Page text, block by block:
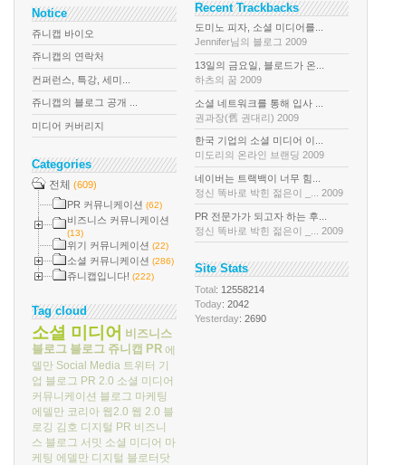
Notice
쥬니캡 바이오
쥬니캡의 연락처
컨퍼런스, 특강, 세미...
쥬니캡의 블로그 공개 ...
미디어 커버리지
Categories
전체 (609)
PR 커뮤니케이션 (62)
비즈니스 커뮤니케이션
(13)
위기 커뮤니케이션 (22)
소셜 커뮤니케이션 (286)
쥬니캡입니다! (222)
Tag cloud
소셜 미디어 비즈니스
블로그 블로그 쥬니캡 PR 에
델만 Social Media 트위터 기
업 블로그 PR 2.0 소셜 미디어
커뮤니케이션 블로그 마케팅
에델만 코리아 웹2.0 웹 2.0 블
로깅 김호 디지털 PR 비즈니
스 블로그 서밋 소셜 미디어 마
케팅 에델만 디지털 블로터닷
Recent Trackbacks
도미노 피자, 소셜 미디어를...
Jennifer님의 블로그 2009
13일의 금요일, 블로드가 온...
하츠의 꿈 2009
소셜 네트워크를 통해 입사 ...
권과장(舊 권대리) 2009
한국 기업의 소셜 미디어 이...
미도리의 온라인 브랜딩 2009
네이버는 트랙백이 너무 힘...
정신 똑바로 박힌 젊은이 _... 2009
PR 전문가가 되고자 하는 후...
정신 똑바로 박힌 젊은이 _... 2009
Site Stats
Total: 12558214
Today: 2042
Yesterday: 2690